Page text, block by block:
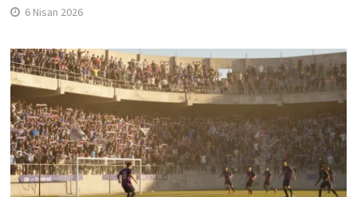
6 Nisan 2026